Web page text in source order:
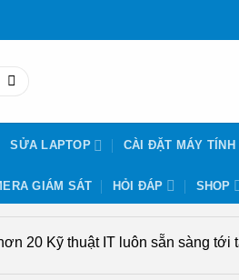
SỬA LAPTOP CÀI ĐẶT MÁY TÍNH
GIÁM SÁT HỎI ĐÁP SHOP
20 Kỹ thuật IT luôn sẵn sàng